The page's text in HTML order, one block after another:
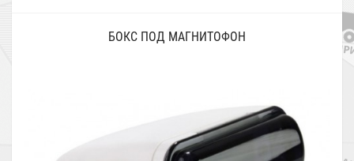
БОКС ПОД МАГНИТОФОН